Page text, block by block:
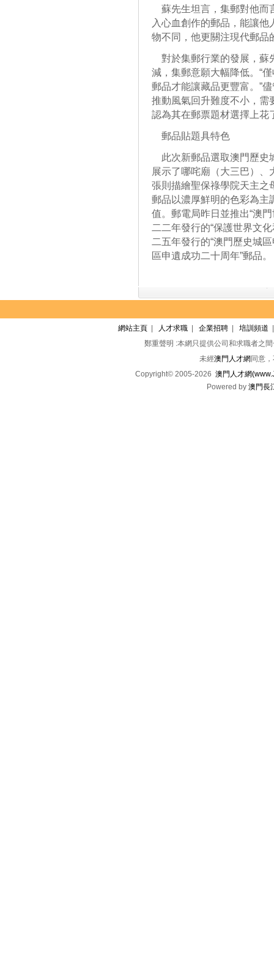
蘇先生坦言，集郵對他而
入心血創作的郵品，能讓他
物不同，他更關注現代郵品
對於集郵行業的發展，蘇
減，集郵意願大幅降低。“
郵品才能讓藏品更豐富。”
推動風氣回升難度不小，需
認為其在郵票題材選擇上花
郵品貼題具特色
此次新郵品選取澳門歷史
展示了哪咤廟（大三巴）
張則描繪聖保祿學院天主之
郵品以濃厚鮮明的色彩為主
值。郵電局昨日並推出“澳
二二年發行的“保護世界文
二五年發行的“澳門歷史城
區申遺成功二十周年”郵品。
網站主頁 人才求職 企業招聘 培訓頻道
鄭重聲明 :本網只提供公司和求職者之
未經澳門人才網 同意
Copyright© 2005-2026 澳門人才網
Powered by 澳門長